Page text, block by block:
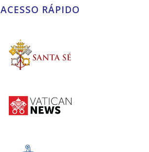
ACESSO RÁPIDO